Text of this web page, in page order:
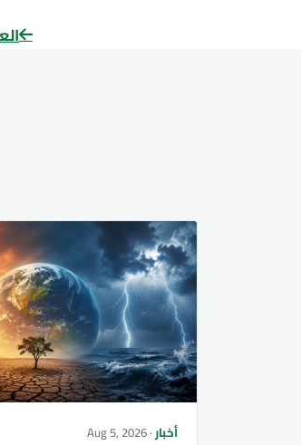
أخبار· Aug 5, 2026